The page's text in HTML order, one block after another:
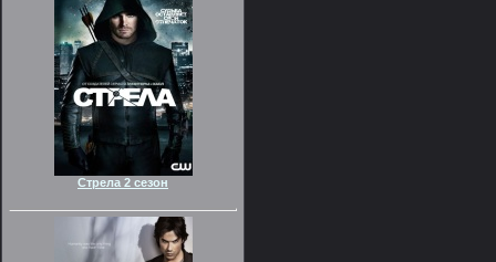
Стрела 2 сезон